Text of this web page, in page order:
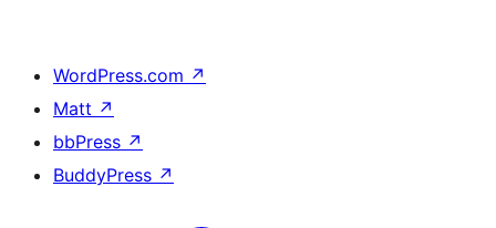
WordPress.com ↗
Matt ↗
bbPress ↗
BuddyPress ↗